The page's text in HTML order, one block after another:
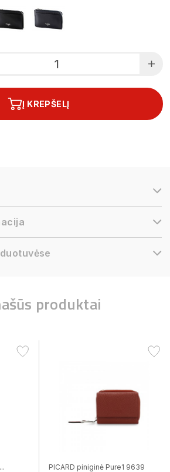
Į KREPŠELĮ
produktai
PICARD piniginė Pure1 9639